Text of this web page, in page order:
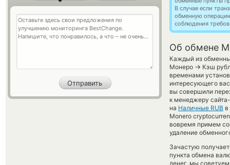
В случае если
обменную
соблюдения
Об обмене
Каждый из
Монеро → Кэш
временами
интересующего
вы совершили
к менеджеру
на Наличные RUB
Monero
вовремя примем
удаление
Зачастую
пункта обмена
денег, мы советуем